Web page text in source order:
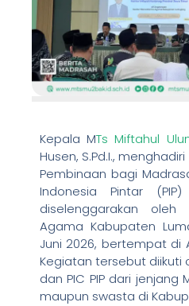
Kepala MTs Miftahul
Husen, S.Pd.I.,
Pembinaan bagi
Indonesia Pintar
diselenggarakan oleh
Agama Kabupaten
Juni 2026, bertempat di
Kegiatan tersebut diikuti
dan PIC PIP dari jenjang
maupun swasta di